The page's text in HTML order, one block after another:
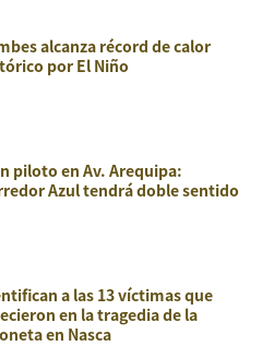
alcanza récord de calor
por El Niño
piloto en Av. Arequipa:
Azul tendrá doble sentido
a las 13 víctimas que
en la tragedia de la
en Nasca